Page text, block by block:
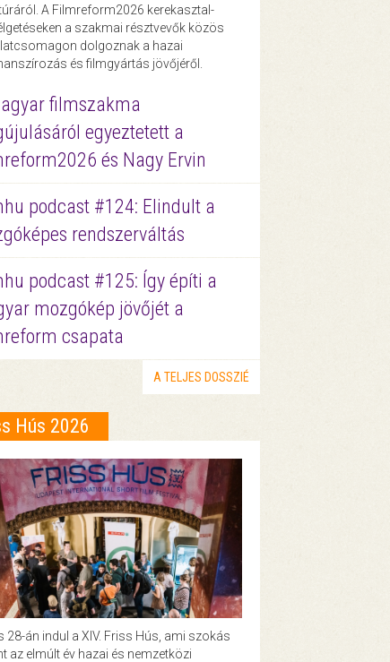
A Filmreform2026 kerekasztal-
a szakmai résztvevők közös
dolgoznak a hazai
és filmgyártás jövőjéről.
filmszakma
egyeztetett a
és Nagy Ervin
podcast #124: Elindult a
rendszerváltás
podcast #125: Így építi a
mozgókép jövőjét a
csapata
A TELJES DOSSZIÉ
Hús 2026
28-án indul a XIV. Friss Hús, ami szokás
az elmúlt év hazai és nemzetközi